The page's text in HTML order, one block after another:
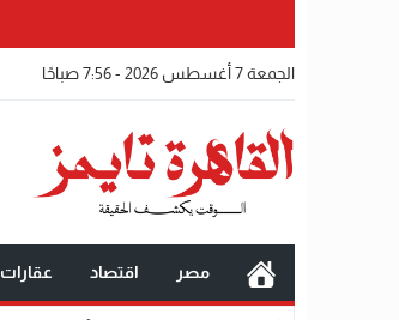
الجمعة 7 أغسطس 2026 - 7:56 صباحًا
مصر اقتصاد عقارات